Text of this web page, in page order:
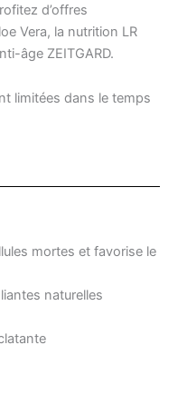
d’offres
Vera, la nutrition LR
âge ZEITGARD.
limitées dans le temps
mortes et favorise le
naturelles